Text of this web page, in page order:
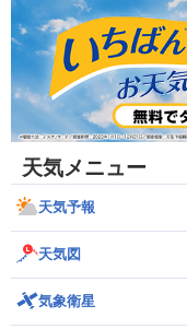
天気メニュー
天気予報
天気図
気象衛星